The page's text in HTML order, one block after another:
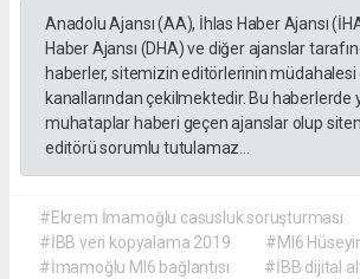
Anadolu Ajansı (AA), İhlas Haber Ajansı
Haber Ajansı (DHA) ve diğer ajanslar
haberler, sitemizin editörlerinin
kanallarından çekilmektedir. Bu haberlerde
muhataplar haberi geçen ajanslar olup
editörü sorumlu tutulamaz...
#Ekrem İmamoğlu casusluk soruşturması
#İBB veri kopyalama 2019
#MI6
#İmamoğlu MI6 bağlantısı
#İBB dijital